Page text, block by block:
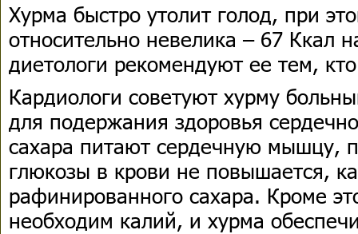
Хурма быстро утолит голод, при
относительно невелика – 67 Ккал
диетологи рекомендуют ее тем,
Кардиологи советуют хурму
для подержания здоровья
сахара питают сердечную мышцу,
глюкозы в крови не повышается,
рафинированного сахара. Кроме
необходим калий, и хурма